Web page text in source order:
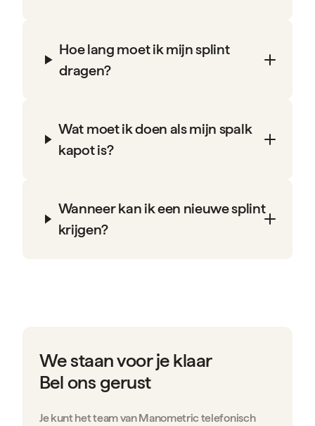
Hoe lang moet ik mijn splint
dragen?
Wat moet ik doen als mijn spalk
kapot is?
Wanneer kan ik een nieuwe splint
krijgen?
We staan voor je klaar
Bel ons gerust
Je kunt het team van Manometric telefonisch